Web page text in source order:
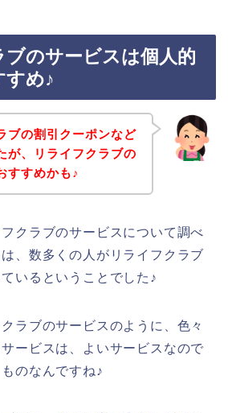
ブのサービスは個人的
すめ♪
ブの割引クーポンなど
が、リライフクラブの
すすめかも♪
クラブのサービスについて調べ
、数多くの人がリライフクラブ
いるということでした♪
ラブのサービスのように、色々
ービスは、よいサービスなので
のなんですね♪